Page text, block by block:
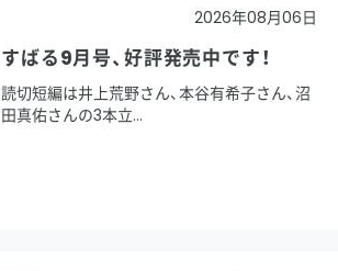
2026年08月06日
すばる9月号、好評発売中です！
読切短編は井上荒野さん、本谷有希子さん、沼
田真佑さんの3本立